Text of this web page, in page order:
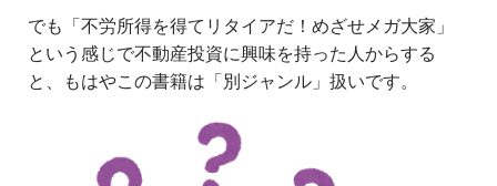
でも「不労所得を得てリタイアだ！めざせメガ大家」
という感じで不動産投資に興味を持った人からする
と、もはやこの書籍は「別ジャンル」扱いです。